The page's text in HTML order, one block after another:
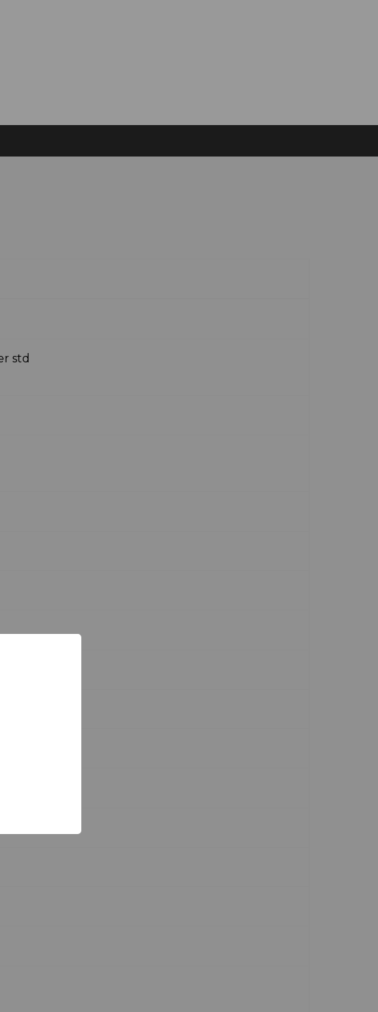
std